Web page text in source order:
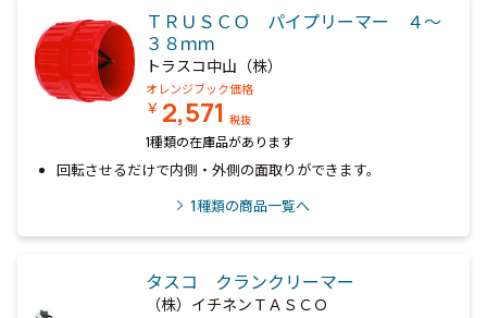
ＴＲＵＳＣＯ パイプリーマー ４～
３８ｍｍ
トラスコ中山（株）
オレンジブック価格
￥ 2,571 税抜
1種類の在庫品があります
回転させるだけで内側・外側の面取りができます。
1種類の商品一覧へ
タスコ クランクリーマー
（株）イチネンＴＡＳＣＯ